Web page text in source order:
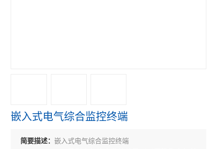
医用隔离电源绝缘监测装置
消防设备电源监控系统
嵌入式电气综合监控终端
简要描述：嵌入式电气综合监控终端